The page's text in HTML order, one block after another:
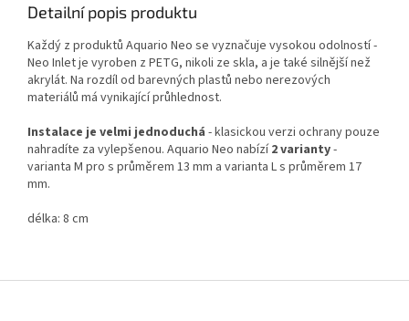
Detailní popis produktu
Každý z produktů Aquario Neo se vyznačuje vysokou odolností -
Neo Inlet je vyroben z PETG, nikoli ze skla, a je také silnější než
akrylát. Na rozdíl od barevných plastů nebo nerezových
materiálů má vynikající průhlednost.
Instalace je velmi jednoduchá - klasickou verzi ochrany pouze
nahradíte za vylepšenou. Aquario Neo nabízí 2 varianty-
varianta M pro s průměrem 13 mm a varianta L s průměrem 17
mm.
délka: 8 cm